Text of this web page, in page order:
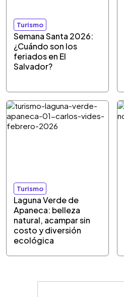
Turismo
Semana Santa 2026:
¿Cuándo son los
feriados en El
Salvador?
Turismo
Laguna Verde de
Apaneca: belleza
natural, acampar sin
costo y diversión
ecológica